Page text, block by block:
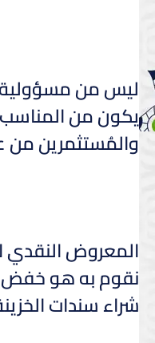
ليس من مسؤولية
يكون من
والمُستثمرين من
المعروض النقدي
نقوم به هو خفض
شراء سندات